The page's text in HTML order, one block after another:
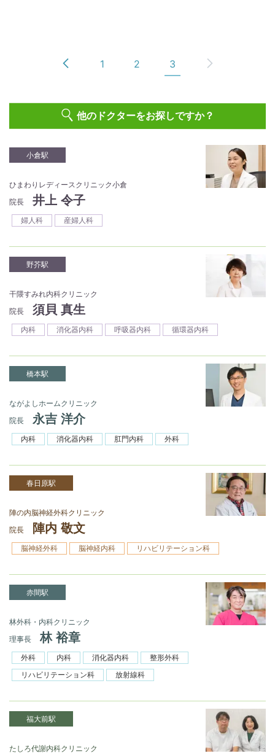
1 2 3
他のドクターをお探しですか？
小倉駅
ひまわりレディースクリニック小倉
院長
井上 令子
婦人科 産婦人科
野芥駅
干隈すみれ内科クリニック
院長
須貝 真生
内科 消化器内科 呼吸器内科 循環器内科
橋本駅
ながよしホームクリニック
院長
永吉 洋介
内科 消化器内科 肛門内科 外科
春日原駅
陣の内脳神経外科クリニック
院長
陣内 敬文
脳神経外科 脳神経内科 リハビリテーション科
赤間駅
林外科・内科クリニック
理事長
林 裕章
外科 内科 消化器内科
整形外科
リハビリテーション科
放射線科
福大前駅
たしろ代謝内科クリニック